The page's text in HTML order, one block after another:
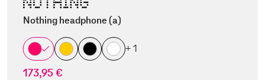
Nothing headphone (a)
+ 1
173,95 €